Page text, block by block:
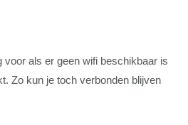
voor als er geen wifi beschikbaar is
Zo kun je toch verbonden blijven